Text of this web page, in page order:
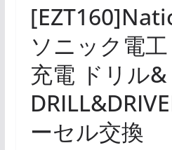
ソニック電
充電 ドリル
ーセル交換